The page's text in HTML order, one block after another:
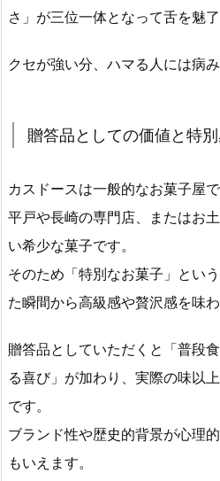
さ」が三位一体となって舌を魅了
クセが強い分、ハマる人には病
贈答品としての価値と特
カスドースは一般的なお菓子屋
平戸や長崎の専門店、またはお
い希少な菓子です。
そのため「特別なお菓子」とい
た瞬間から高級感や贅沢感を味わ
贈答品としていただくと「普段
る喜び」が加わり、実際の味以
です。
ブランド性や歴史的背景が心理
もいえます。